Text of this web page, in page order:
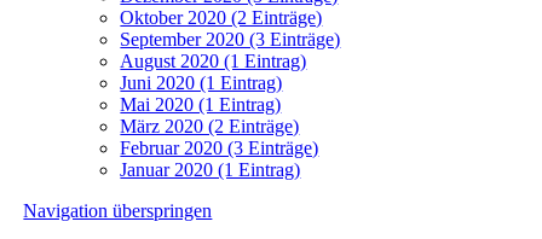
Oktober 2020 (2 Einträge)
September 2020 (3 Einträge)
August 2020 (1 Eintrag)
Juni 2020 (1 Eintrag)
Mai 2020 (1 Eintrag)
März 2020 (2 Einträge)
Februar 2020 (3 Einträge)
Januar 2020 (1 Eintrag)
Navigation überspringen